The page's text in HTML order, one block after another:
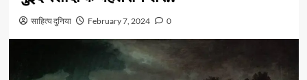
साहित्य दुनिया February 7, 2024 0